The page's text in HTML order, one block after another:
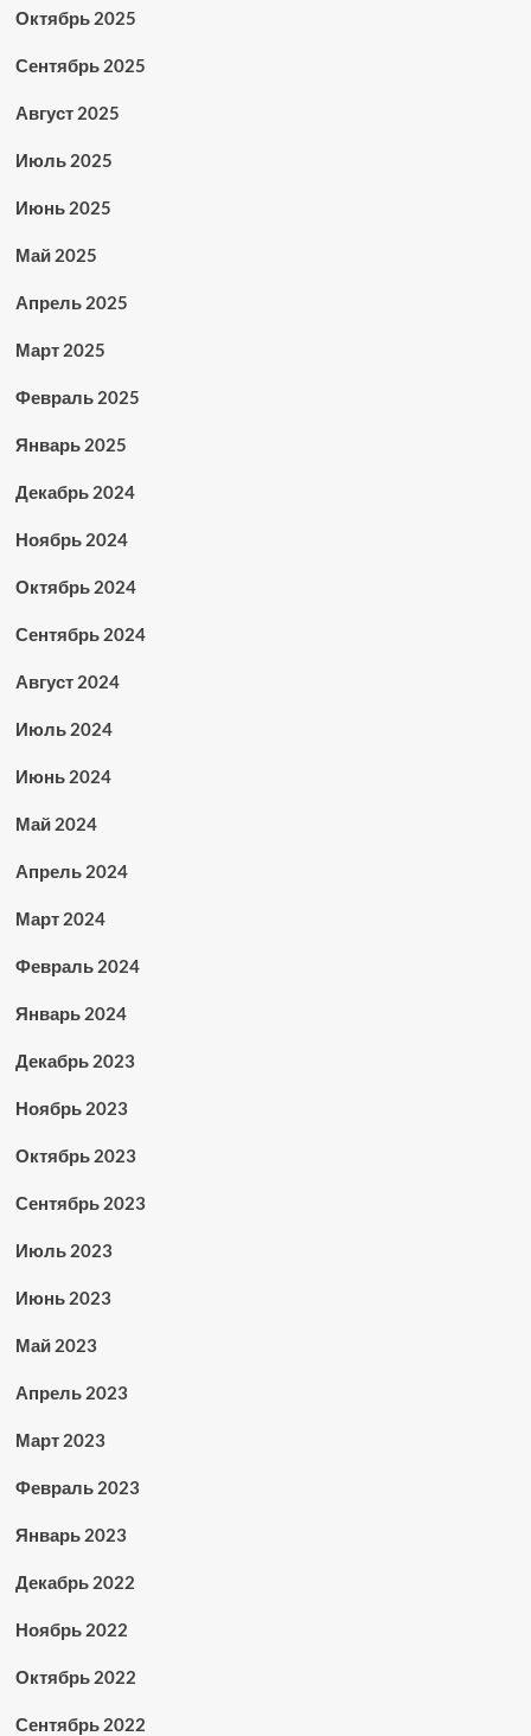
Октябрь 2025
Сентябрь 2025
Август 2025
Июль 2025
Июнь 2025
Май 2025
Апрель 2025
Март 2025
Февраль 2025
Январь 2025
Декабрь 2024
Ноябрь 2024
Октябрь 2024
Сентябрь 2024
Август 2024
Июль 2024
Июнь 2024
Май 2024
Апрель 2024
Март 2024
Февраль 2024
Январь 2024
Декабрь 2023
Ноябрь 2023
Октябрь 2023
Сентябрь 2023
Июль 2023
Июнь 2023
Май 2023
Апрель 2023
Март 2023
Февраль 2023
Январь 2023
Декабрь 2022
Ноябрь 2022
Октябрь 2022
Сентябрь 2022